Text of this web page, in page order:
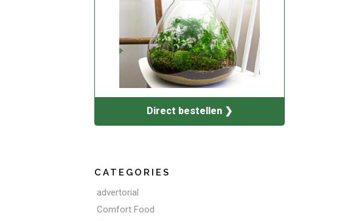
Direct bestellen ❯
CATEGORIES
advertorial
Comfort Food